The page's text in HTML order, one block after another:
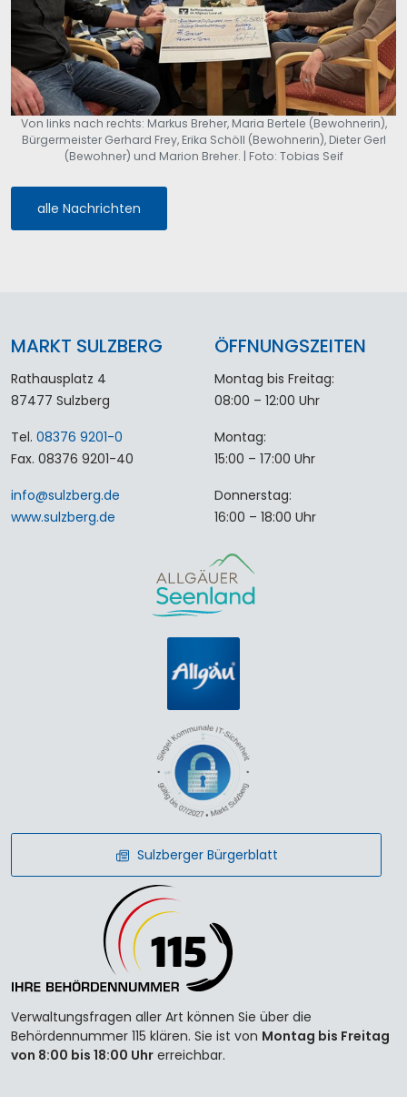
Von links nach rechts: Markus Breher, Maria Bertele (Bewohnerin),
Bürgermeister Gerhard Frey, Erika Schöll (Bewohnerin), Dieter Gerl
(Bewohner) und Marion Breher. | Foto: Tobias Seif
alle Nachrichten
MARKT SULZBERG
Rathausplatz 4
87477 Sulzberg
Tel. 08376 9201-0
Fax. 08376 9201-40
info@sulzberg.de
www.sulzberg.de
ÖFFNUNGSZEITEN
Montag bis Freitag:
08:00 – 12:00 Uhr
Montag:
15:00 – 17:00 Uhr
Donnerstag:
16:00 – 18:00 Uhr
Sulzberger Bürgerblatt
Verwaltungsfragen aller Art können Sie über die
Behördennummer 115 klären. Sie ist von Montag bis Freitag
von 8:00 bis 18:00 Uhr erreichbar.